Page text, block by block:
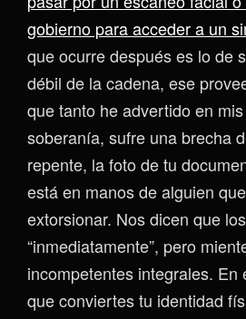
gobierno para acceder a un
que ocurre después es lo de
débil de la cadena, ese
que tanto he advertido en
soberanía, sufre una brecha
repente, la foto de tu
está en manos de alguien
extorsionar. Nos dicen que
“inmediatamente”, pero
incompetentes integrales. En
que conviertes tu identidad